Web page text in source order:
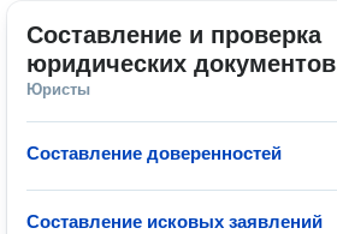
Составление и проверка
юридических документов
Юристы
Составление доверенностей
Составление исковых заявлений